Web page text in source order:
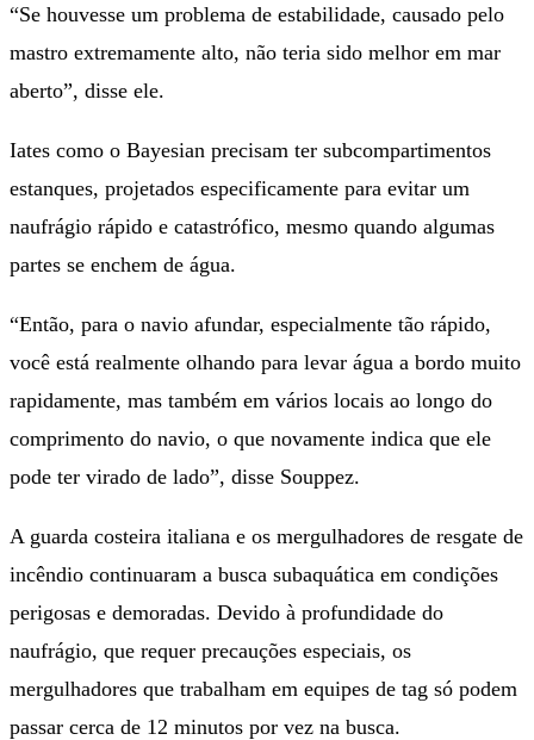
“Se houvesse um problema de estabilidade, causado pelo
mastro extremamente alto, não teria sido melhor em mar
aberto”, disse ele.
Iates como o Bayesian precisam ter subcompartimentos
estanques, projetados especificamente para evitar um
naufrágio rápido e catastrófico, mesmo quando algumas
partes se enchem de água.
“Então, para o navio afundar, especialmente tão rápido,
você está realmente olhando para levar água a bordo muito
rapidamente, mas também em vários locais ao longo do
comprimento do navio, o que novamente indica que ele
pode ter virado de lado”, disse Souppez.
A guarda costeira italiana e os mergulhadores de resgate de
incêndio continuaram a busca subaquática em condições
perigosas e demoradas. Devido à profundidade do
naufrágio, que requer precauções especiais, os
mergulhadores que trabalham em equipes de tag só podem
passar cerca de 12 minutos por vez na busca.